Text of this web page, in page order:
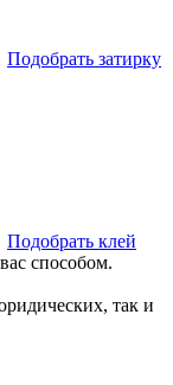
Подобрать затирку
Подобрать клей
способом.
так и